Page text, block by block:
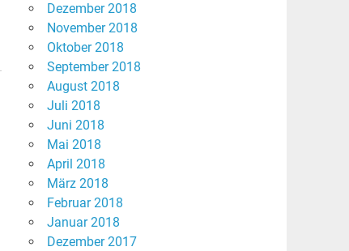
Dezember 2018
November 2018
Oktober 2018
September 2018
August 2018
Juli 2018
Juni 2018
Mai 2018
April 2018
März 2018
Februar 2018
Januar 2018
Dezember 2017